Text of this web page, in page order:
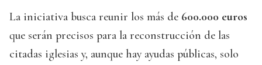
La iniciativa busca reunir los más de 600.000 euros
que serán precisos para la reconstrucción de las
citadas iglesias y, aunque hay ayudas públicas, solo